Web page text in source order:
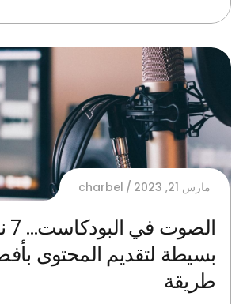
مارس 21, 2023 charbel
بسيطة لتقديم المحتوى
طريقة